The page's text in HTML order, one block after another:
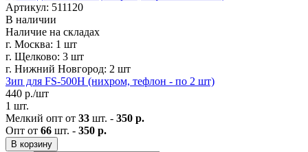
Артикул: 511120
В наличии
Наличие на складах
г. Москва: 1 шт
г. Щелково: 3 шт
г. Нижний Новгород: 2 шт
Зип для FS-500Н (нихром, тефлон - по 2 шт)
440 р./шт
1 шт.
Мелкий опт от 33 шт. - 350 р.
Опт от 66 шт. - 350 р.
В корзину